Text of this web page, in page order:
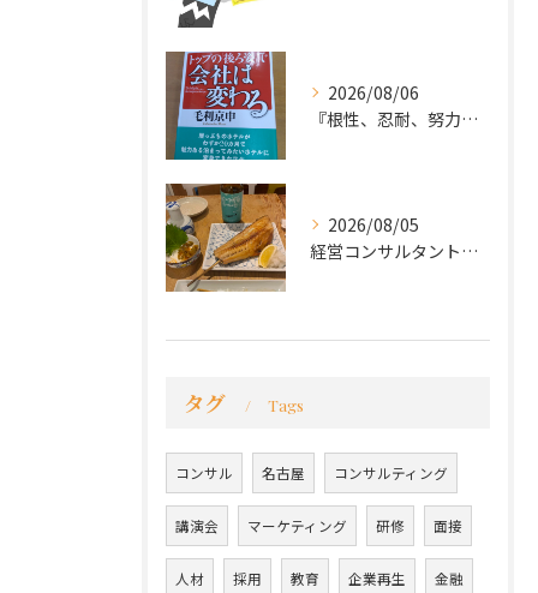
2026/08/06
『根性、忍耐、努力という言葉は死語なのか』
2026/08/05
経営コンサルタントのモーちゃん・毛利京申です。
タグ Tags
コンサル 名古屋 コンサルティング
講演会 マーケティング 研修 面接
人材 採用 教育 企業再生 金融